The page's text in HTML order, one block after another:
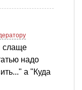
слаще
надо
а "Куда